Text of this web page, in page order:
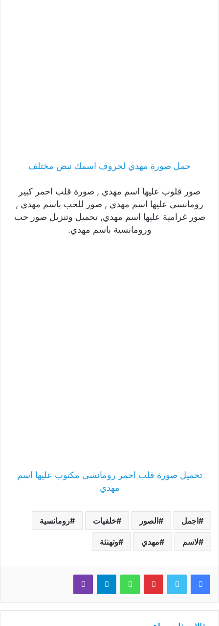
حمل صورة مهدي لحروف اسمك نبض مختلف
صور قلوب عليها اسم مهدي , صورة قلب احمر كبير
رومانسى عليها اسم مهدي , صور للحب باسم مهدي ,
صور غرامية عليها اسم مهدي, تحميل وتنزيل صور حب
ورومانسية باسم مهدي.
تحميل صورة قلب احمر رومانسى مكتوب عليها اسم
مهدي
اجمل الصور خلفيات رومانسية
لاسم مهدي وتهنئة
فيسبوك تويتر بينتيريستواتساب تيلقرام ڤايبر